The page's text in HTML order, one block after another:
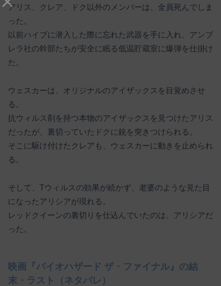
アリス、クレア、ドク以外のメンバーは、全員死んでしま
った。
以前ハイブに潜入した際に忘れた武器を手に入れ、アンブ
レラ社の幹部たちが安全に眠る低温貯蔵室に爆弾を仕掛け
た。
ウェスカーは、オリジナルのアイザックスを目覚めさせ
る。
抗ウィルス剤を持つ本物のアイザックスを見つけたアリス
だったが、裏切っていたドクに銃を突きつけられる。
そこに駆け付けたクレアも、ウェスカーに動きを止められ
る。
そして、Tウィルスの効果が続かず、老婆のような見た目
になったアリシアが現れる。
レッドクイーンの裏切りを仕込んでいたのは、アリシアだ
った。
映画『バイオハザード ザ・ファイナル』の結
末・ラスト（ネタバレ）